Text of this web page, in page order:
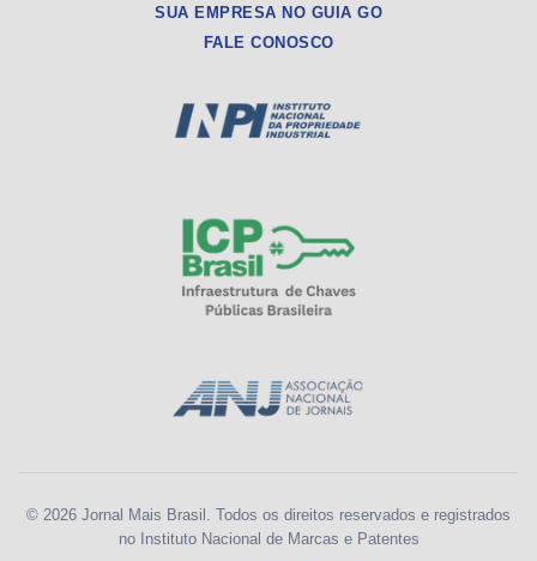
SUA EMPRESA NO GUIA GO
FALE CONOSCO
© 2026 Jornal Mais Brasil. Todos os direitos reservados e registrados
no Instituto Nacional de Marcas e Patentes